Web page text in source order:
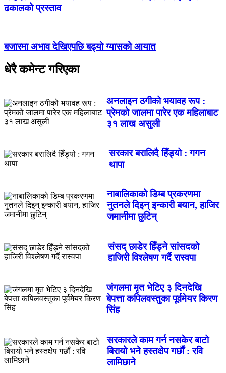
ढकालको प्रस्ताव
बजारमा अभाव देखिएपछि बढ्यो ग्यासको आयात
धेरै कमेन्ट गरिएका
अनलाइन ठगीको भयावह रूप :
प्रेमको जालमा पारेर एक महिलाबाट
३१ लाख असुली
सरकार बरालिदै हिँड्यो : गगन
थापा
नाबालिकाको डिम्ब प्रकरणमा
नुतनले दिइन् इन्कारी बयान, हाजिर
जमानीमा छुटिन्
संसद् छाडेर हिँड्ने सांसदको
हाजिरी विश्लेषण गर्दै रास्वपा
जंगलमा मृत भेटिए ३ दिनदेखि
बेपत्ता कपिलवस्तुका पूर्वमेयर किरण
सिंह
सरकारले काम गर्न नसकेर बाटो
बिरायो भने हस्तक्षेप गर्छौं : रवि
लामिछाने